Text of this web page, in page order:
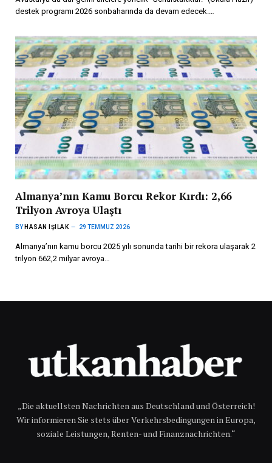
destek programı 2026 sonbaharında da devam edecek.…
Almanya’nın Kamu Borcu Rekor Kırdı: 2,66
Trilyon Avroya Ulaştı
BY HASAN IŞILAK 29 TEMMUZ 2026
Almanya’nın kamu borcu 2025 yılı sonunda tarihi bir rekora ulaşarak 2
trilyon 662,2 milyar avroya…
„Die aktuellsten Nachrichten aus Deutschland und Österreich!
Wir informieren Sie stets über Verkehrsbedingungen in Europa,
soziale Leistungen, Renten- und Finanznachrichten.“